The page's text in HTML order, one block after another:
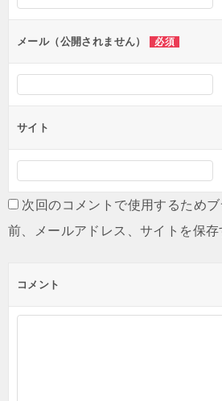
ンメール（公開されません） 必須
サイト
次回のコメントで使用するため
前、メールアドレス、サイトを保存
コメント